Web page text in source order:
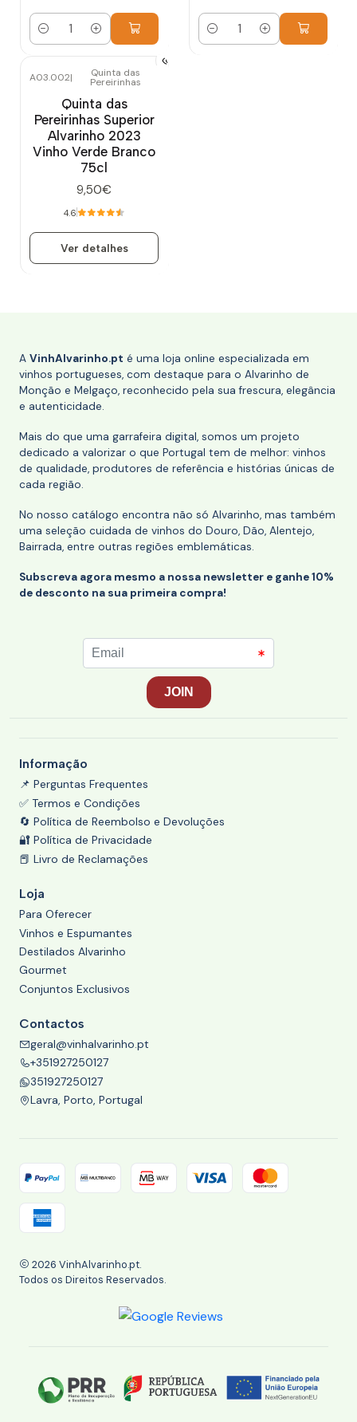
Quantidade Quantidade
Esgotado
A03.002| Quinta das
Pereirinhas
Quinta das
Pereirinhas Superior
Alvarinho 2023
Vinho Verde Branco
75cl
9,50€
4.6
Ver detalhes
A VinhAlvarinho.pt é uma loja online especializada em
vinhos portugueses, com destaque para o Alvarinho de
Monção e Melgaço, reconhecido pela sua frescura, elegância
e autenticidade.
Mais do que uma garrafeira digital, somos um projeto
dedicado a valorizar o que Portugal tem de melhor: vinhos
de qualidade, produtores de referência e histórias únicas de
cada região.
No nosso catálogo encontra não só Alvarinho, mas também
uma seleção cuidada de vinhos do Douro, Dão, Alentejo,
Bairrada, entre outras regiões emblemáticas.
Subscreva agora mesmo a nossa newsletter e ganhe 10%
de desconto na sua primeira compra!
Informação
📌 Perguntas Frequentes
✅ Termos e Condições
🔄 Política de Reembolso e Devoluções
🔐 Política de Privacidade
📕 Livro de Reclamações
Loja
Para Oferecer
Vinhos e Espumantes
Destilados Alvarinho
Gourmet
Conjuntos Exclusivos
Contactos
geral@vinhalvarinho.pt
+351927250127
351927250127
Lavra, Porto, Portugal
2026 VinhAlvarinho.pt.
Todos os Direitos Reservados.